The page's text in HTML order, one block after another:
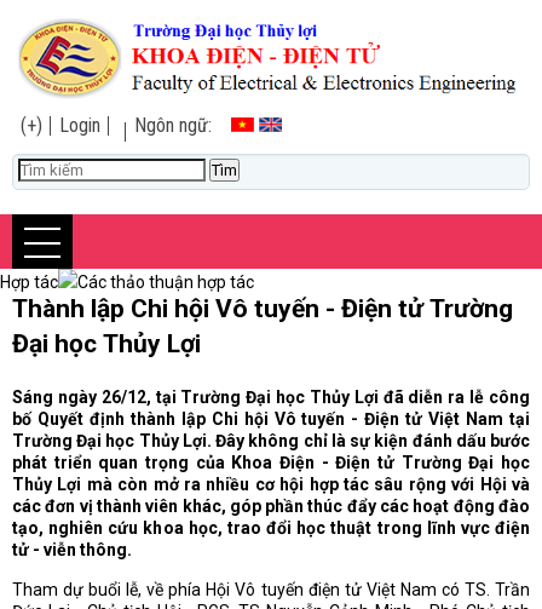
(+) Login Ngôn ngữ:
Hợp tác Các thảo thuận hợp tác
Thành lập Chi hội Vô tuyến - Điện tử Trường
Đại học Thủy Lợi
Sáng ngày 26/12, tại Trường Đại học Thủy Lợi đã diễn ra lễ công
bố Quyết định thành lập Chi hội Vô tuyến - Điện tử Việt Nam tại
Trường Đại học Thủy Lợi. Đây không chỉ là sự kiện đánh dấu bước
phát triển quan trọng của Khoa Điện - Điện tử Trường Đại học
Thủy Lợi mà còn mở ra nhiều cơ hội hợp tác sâu rộng với Hội và
các đơn vị thành viên khác, góp phần thúc đẩy các hoạt động đào
tạo, nghiên cứu khoa học, trao đổi học thuật trong lĩnh vực điện
tử - viễn thông.
Tham dự buổi lễ, về phía Hội Vô tuyến điện tử Việt Nam có TS. Trần